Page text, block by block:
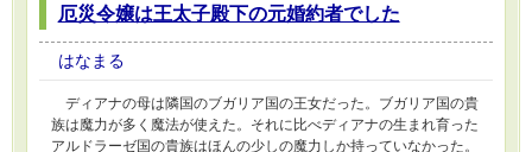
厄災令嬢は王太子殿下の元婚約者でした
はなまる
ディアナの母は隣国のブガリア国の王女だった。ブガリア国の貴
族は魔力が多く魔法が使えた。それに比べディアナの生まれ育った
アルドラーゼ国の貴族はほんの少しの魔力しか持っていなかった。